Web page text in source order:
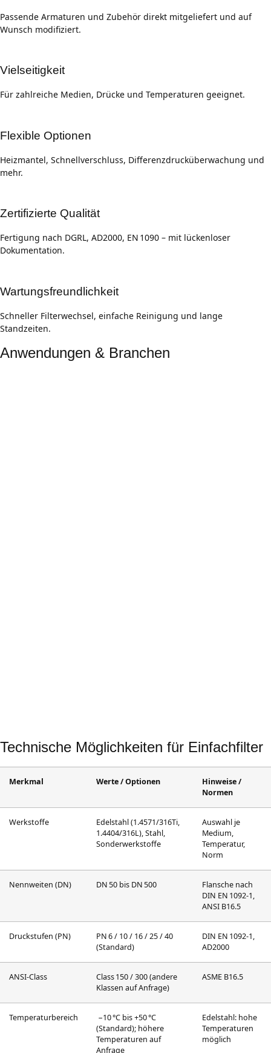
Passende Armaturen und Zubehör direkt mitgeliefert und auf
Wunsch modifiziert.
Vielseitigkeit
Für zahlreiche Medien, Drücke und Temperaturen geeignet.
Flexible Optionen
Heizmantel, Schnellverschluss, Differenzdrucküberwachung und
mehr.
Zertifizierte Qualität
Fertigung nach DGRL, AD2000, EN 1090 – mit lückenloser
Dokumentation.
Wartungsfreundlichkeit
Schneller Filterwechsel, einfache Reinigung und lange
Standzeiten.
Anwendungen & Branchen
Technische Möglichkeiten für Einfachfilter
Merkmal Werte / Optionen
Hinweise /
Normen
Werkstoffe
Edelstahl (1.4571/316Ti,
1.4404/316L), Stahl,
Sonderwerkstoffe
Auswahl je
Medium,
Temperatur,
Norm
Nennweiten (DN) DN 50 bis DN 500
Flansche nach
DIN EN 1092‑1,
ANSI B16.5
Druckstufen (PN)
PN 6 / 10 / 16 / 25 / 40
(Standard)
DIN EN 1092‑1,
AD2000
ANSI-Class
Class 150 / 300 (andere
Klassen auf Anfrage)
ASME B16.5
Temperaturbereich
−10 °C bis +50 °C
(Standard); höhere
Temperaturen auf
Anfrage
Edelstahl: hohe
Temperaturen
möglich